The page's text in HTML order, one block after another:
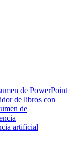
de PowerPoint
de libros con
de
artificial